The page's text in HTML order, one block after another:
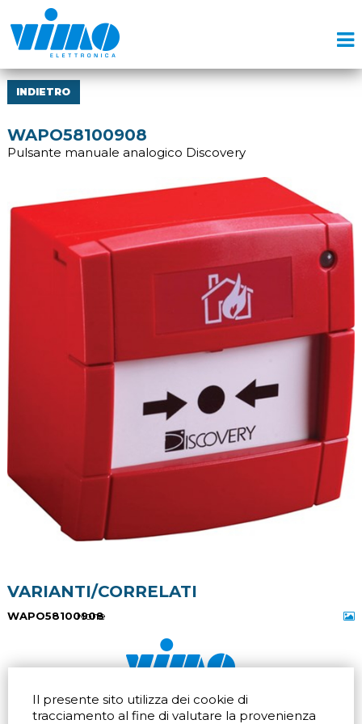
Il presente sito utilizza dei cookie di
tracciamento al fine di valutare la provenienza
INDIETRO
WAPO58100908
Pulsante manuale analogico Discovery
VARIANTI/CORRELATI
WAPO58100908
None
Via dell'artigianato 32Q
20865 Usmate Velate (MB)
Tel. +39 039 672520
Fax +39 039 672568